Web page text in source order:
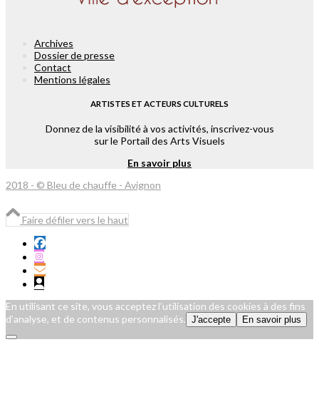
Archives
Dossier de presse
Contact
Mentions légales
ARTISTES ET ACTEURS CULTURELS
Donnez de la visibilité à vos activités, inscrivez-vous
sur le Portail des Arts Visuels
En savoir plus
2018 - © Bleu de chauffe - Avignon
Faire défiler vers le haut
En utilisant ce site, vous acceptez l’utilisation des cookies à des fins
d’analyse, et de contenus personnalisés. J'accepte En savoir plus